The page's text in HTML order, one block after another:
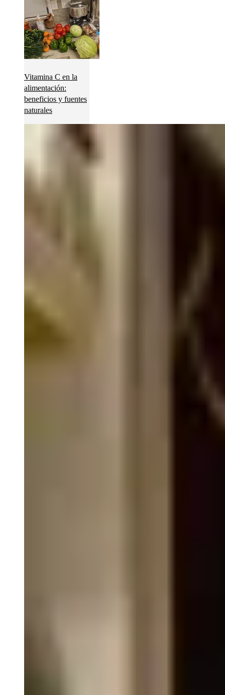
Vitamina C en la
alimentación:
beneficios y fuentes
naturales